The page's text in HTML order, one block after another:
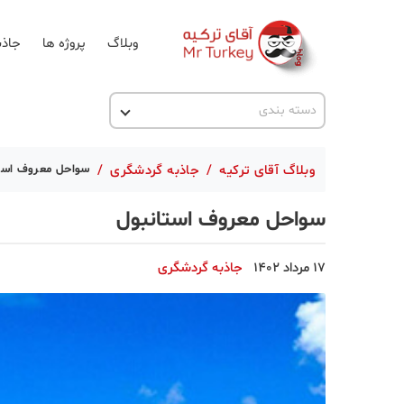
وبلاگ پروژه ها
دسته بندی
اخبار ترکیه
ترکیه گردی
جاذبه گردشگری
حقوقی
دانستنی
دکوراسیون
وبلاگ آقای ترکیه / جاذبه گردشگری / سواحل معروف
سواحل معروف استانبول
17 مرداد 1402 جاذبه گردشگری